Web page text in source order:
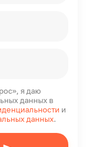
я даю
данных в
и
данных.